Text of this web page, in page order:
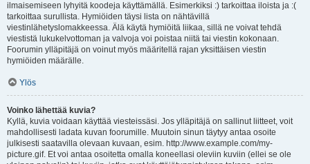
ilmaisemiseen lyhyitä koodeja käyttämällä. Esimerkiksi :) tarkoittaa iloista ja :(
tarkoittaa surullista. Hymiöiden täysi lista on nähtävillä
viestinlähetyslomakkeessa. Älä käytä hymiöitä liikaa, sillä ne voivat tehdä
viestistä lukukelvottoman ja valvoja voi poistaa niitä tai viestin kokonaan.
Foorumin ylläpitäjä on voinut myös määritellä rajan yksittäisen viestin
hymiöiden määrälle.
Ylös
Voinko lähettää kuvia?
Kyllä, kuvia voidaan käyttää viesteissäsi. Jos ylläpitäjä on sallinut liitteet, voit
mahdollisesti ladata kuvan foorumille. Muutoin sinun täytyy antaa osoite
julkisesti saatavilla olevaan kuvaan, esim. http://www.example.com/my-
picture.gif. Et voi antaa osoitetta omalla koneellasi oleviin kuviin (ellei se ole